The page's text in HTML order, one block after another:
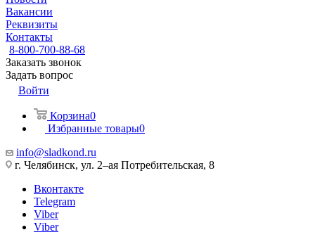
Вакансии
Реквизиты
Контакты
8-800-700-88-68
Заказать звонок
Задать вопрос
Войти
Корзина0
Избранные товары0
info@sladkond.ru
г. Челябинск, ул. 2–ая Потребительская, 8
Вконтакте
Telegram
Viber
Viber